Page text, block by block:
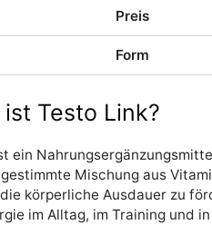
Preis
Form
ist Testo Link?
ein
Mischung aus
körperliche Ausdauer zu
im Alltag, im Training und